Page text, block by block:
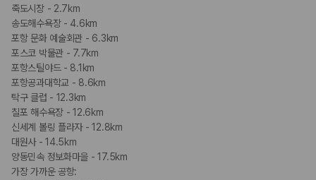
죽도시장 - 2.7km
송도해수욕장 - 4.6km
포항 문화 예술회관 - 6.3km
포스코 박물관 - 7.7km
포항스틸야드 - 8.1km
포항공과대학교 - 8.6km
탁구 클럽 - 12.3km
칠포 해수욕장 - 12.6km
신세계 볼링 플라자 - 12.8km
대원사 - 14.5km
양동민속 정보화마을 - 17.5km
가장 가까운 공항: